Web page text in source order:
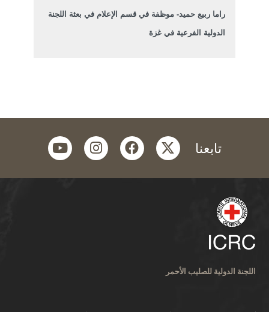
راما ربيع حميد- موظفة في قسم الإعلام في بعثة اللجنة
الدولية الفرعية في غزة
تابعنا twitter
facebook
instagram
youtube
اللجنة الدولية للصليب الأحمر